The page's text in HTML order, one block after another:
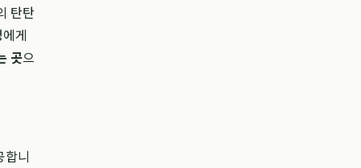
탄탄
게
곳으
합니